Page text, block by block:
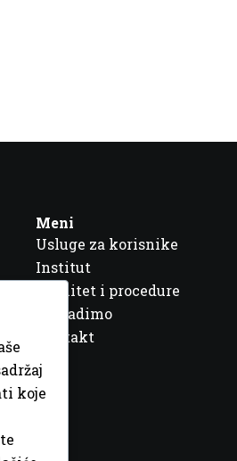
Meni
Usluge za korisnike
Institut
Kvalitet i procedure
Šta radimo
Kontakt
koje